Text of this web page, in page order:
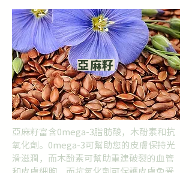
亞麻籽
亞麻籽富含0mega-3脂肪酸，木酚素和抗
氧化劑。0mega-3可幫助您的皮膚保持光
滑滋潤，而木酚素可幫助重建破裂的血管